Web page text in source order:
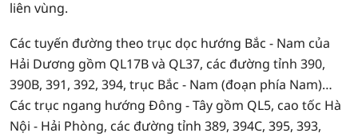
liên vùng.
Các tuyến đường theo trục dọc hướng Bắc - Nam của
Hải Dương gồm QL17B và QL37, các đường tỉnh 390,
390B, 391, 392, 394, trục Bắc - Nam (đoạn phía Nam)…
Các trục ngang hướng Đông - Tây gồm QL5, cao tốc Hà
Nội - Hải Phòng, các đường tỉnh 389, 394C, 395, 393,